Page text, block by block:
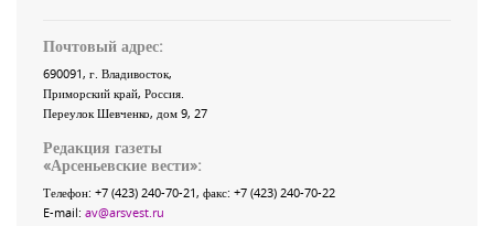
Почтовый адрес:
690091, г. Владивосток,
Приморский край, Россия
Переулок Шевченко, дом 9, 27
Редакция газеты
«Арсеньевские вести»:
Телефон: +7 (423) 240-70-21, факс: +7 (423) 240-70-22
E-mail: av@arsvest.ru